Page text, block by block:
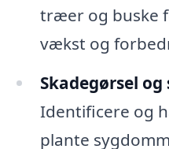
træer og buske
vækst og
Skadegørsel
Identificere og
plante